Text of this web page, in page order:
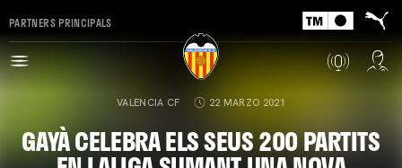
PARTNERS PRINCIPALS
VALENCIA CF 22 MARZO 2021
GAYÀ CELEBRA ELS SEUS 200 PARTITS